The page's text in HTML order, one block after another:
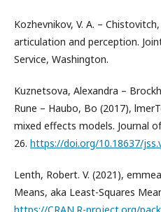
Kozhevnikov, V. A. –
articulation and perception.
Service, Washington.
Kuznetsova, Alexandra –
Rune – Haubo, Bo (2017),
mixed effects models. Journal
26. https://doi.org/10.18637/
Lenth, Robert. V. (2021),
Means, aka Least-Squares